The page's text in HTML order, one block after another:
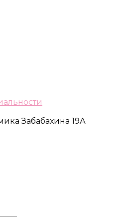
Забабахина 19А